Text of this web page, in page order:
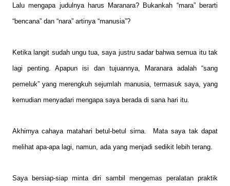
Lalu mengapa judulnya harus Maranara? Bukankah “mara” berarti
“bencana” dan “nara” artinya “manusia”?
Ketika langit sudah ungu tua, saya justru sadar bahwa semua itu tak
lagi penting. Apapun isi dan tujuannya, Maranara adalah “sang
pemeluk” yang merengkuh sejumlah manusia, termasuk saya, yang
kemudian menyadari mengapa saya berada di sana hari itu.
Akhirnya cahaya matahari betul-betul sirna. Mata saya tak dapat
melihat apa-apa lagi, namun, ada yang menjadi sedikit lebih terang.
Saya bersiap-siap minta diri sambil mengemas peralatan praktik